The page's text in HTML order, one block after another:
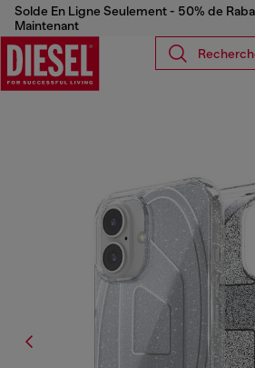
Solde En Ligne Seulement - 50% de
Maintenant